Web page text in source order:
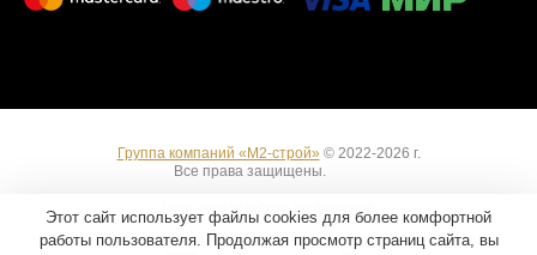
Группа компаний «М2-строй» © 2022-2026 г.
Все права защищены.
Пользовательское соглашение
Этот сайт использует файлы cookies для более комфортной
работы пользователя. Продолжая просмотр страниц сайта, вы